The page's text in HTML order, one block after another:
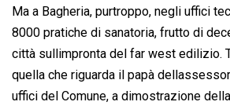
Ma a Bagheria, purtroppo, negli uffici
8000 pratiche di sanatoria, frutto di
città sullimpronta del far west edilizio.
quella che riguarda il papà
uffici del Comune, a dimostrazione della